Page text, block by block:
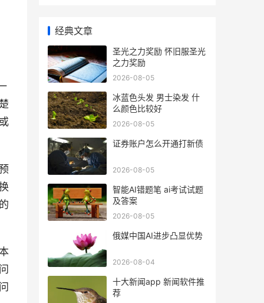
经典文章
圣光之力奖励 怀旧服圣光
之力奖励
2026-08-05
冰蓝色头发 男士染发 什
么颜色比较好
2026-08-05
证券账户怎么开通打新债
2026-08-05
智能AI错题笔 ai考试试题
及答案
2026-08-05
俄媒中国AI进步凸显优势
2026-08-04
十大新闻app 新闻软件推
荐